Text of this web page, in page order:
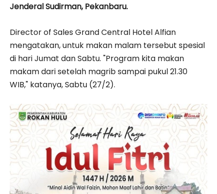
Jenderal Sudirman, Pekanbaru.
Director of Sales Grand Central Hotel Alfian
mengatakan, untuk makan malam tersebut spesial
di hari Jumat dan Sabtu. "Program kita makan
makam dari setelah magrib sampai pukul 21.30
WIB," katanya, Sabtu (27/2).